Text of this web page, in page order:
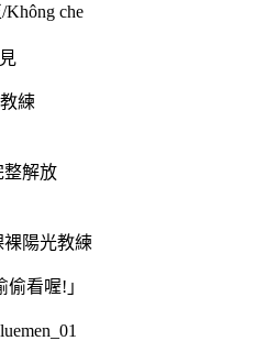
che
練
整解放
裸陽光教練
偷看喔!」